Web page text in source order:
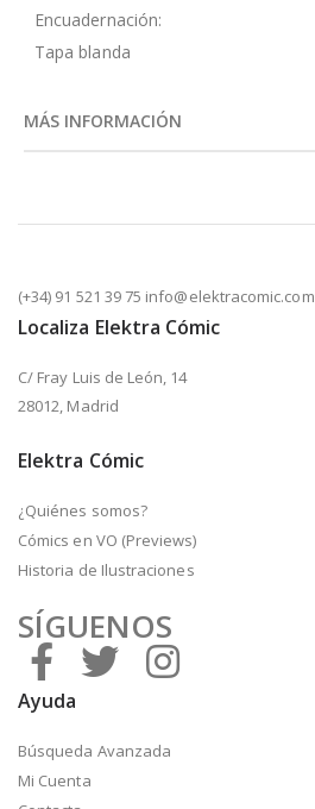
Encuadernación:
Tapa blanda
MÁS INFORMACIÓN
(+34) 91 521 39 75 info@elektracomic.com
Localiza Elektra Cómic
C/ Fray Luis de León, 14
28012, Madrid
Elektra Cómic
¿Quiénes somos?
Cómics en VO (Previews)
Historia de Ilustraciones
SÍGUENOS
Ayuda
Búsqueda Avanzada
Mi Cuenta